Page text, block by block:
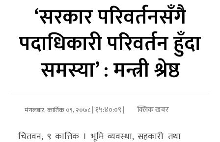
अन्तर्राष्ट्रिय
अर्थ/
वाणिज्य
प्रविधि
अन्तरर्वार्ता
‘सरकार परिवर्तनसँगै
पदाधिकारी परिवर्तन हुँदा
समस्या’ : मन्त्री श्रेष्ठ
मंगलबार, कार्तिक ०९, २०७८| १५:४०:०९ | क्लिक खबर
चितवन, ९ कात्तिक । भूमि व्यवस्था, सहकारी तथा